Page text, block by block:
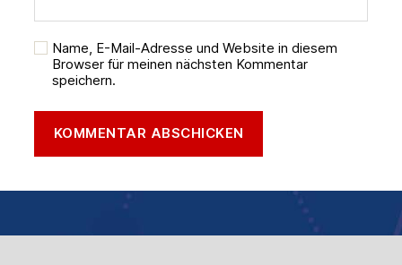
Name, E-Mail-Adresse und Website in diesem
Browser für meinen nächsten Kommentar
speichern.